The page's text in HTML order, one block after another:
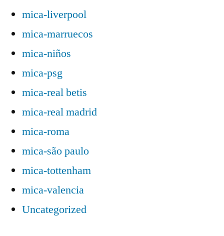
mica-liverpool
mica-marruecos
mica-niños
mica-psg
mica-real betis
mica-real madrid
mica-roma
mica-são paulo
mica-tottenham
mica-valencia
Uncategorized